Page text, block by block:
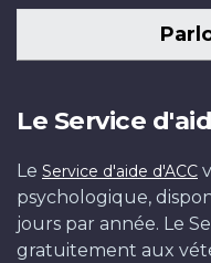
Le Service
Le Service d'aide d'ACC
psychologique,
jours par année. Le
gratuitement aux